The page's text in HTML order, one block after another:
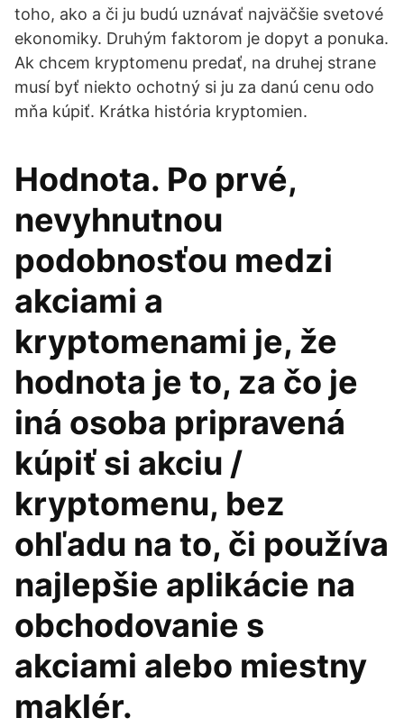
toho, ako a či ju budú uznávať najväčšie svetové
ekonomiky. Druhým faktorom je dopyt a ponuka.
Ak chcem kryptomenu predať, na druhej strane
musí byť niekto ochotný si ju za danú cenu odo
mňa kúpiť. Krátka história kryptomien.
Hodnota. Po prvé,
nevyhnutnou
podobnosťou medzi
akciami a
kryptomenami je, že
hodnota je to, za čo je
iná osoba pripravená
kúpiť si akciu /
kryptomenu, bez
ohľadu na to, či používa
najlepšie aplikácie na
obchodovanie s
akciami alebo miestny
maklér.